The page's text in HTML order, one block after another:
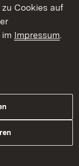
Cookies auf
Impressum.